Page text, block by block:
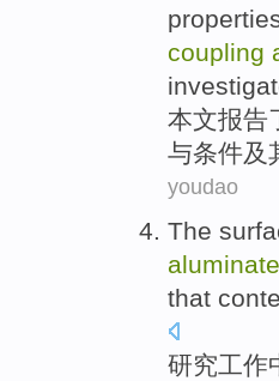
coupling
本文报告
与条件及
youdao
The
aluminate
that
研究工作